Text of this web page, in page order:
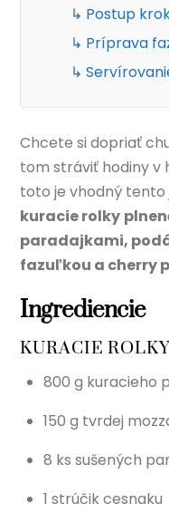
↳ Postup
↳ Príprava
↳
Chcete si dopriať
tom stráviť hodiny v
toto je vhodný
kuracie rolky
paradajkami,
fazuľkou a cherry
Ingrediencie
KURACIE
800 g kuracieho
150 g tvrdej
8 ks sušených
1 strúčik cesnaku